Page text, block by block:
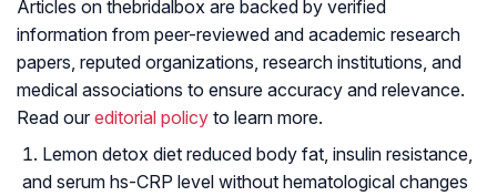
Articles on thebridalbox are backed by verified
information from peer-reviewed and academic research
papers, reputed organizations, research institutions, and
medical associations to ensure accuracy and relevance.
Read our editorial policy to learn more.
Lemon detox diet reduced body fat, insulin resistance,
and serum hs-CRP level without hematological changes